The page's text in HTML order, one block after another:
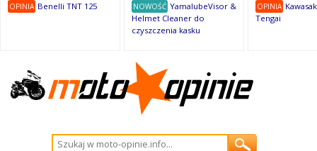
OPINIA Benelli TNT 125 NOWOŚĆ YamalubeVisor &
Helmet Cleaner do
czyszczenia kasku
OPINIA
Tengai